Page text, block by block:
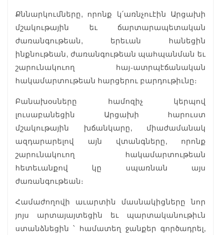
Քննարկումները, որոնք կ՛առնչուէին Արցախի
մշակութային եւ ճարտարապետական
ժառանգութեան, երեւան հանեցին
ինքնութեան, ժառանգութեան պահպանման եւ
շարունակուող հայ-ատրպէճանական
հակամարտութեան հարցերու բարդութիւնը։
Բանախօսները համոզիչ կերպով
լուսաբանեցին Արցախի հարուստ
մշակութային խճանկարը, միաժամանակ
ազդարարելով այն վտանգները, որոնք
շարունակուող հակամարտութեան
հետեւանքով կը սպառնան այս
ժառանգութեան։
Համաժողովի աւարտին մասնակիցները նոր
յոյս արտայայտեցին եւ պարտականութիւն
ստանձնեցին ՝ համատեղ ջանքեր գործադրել,